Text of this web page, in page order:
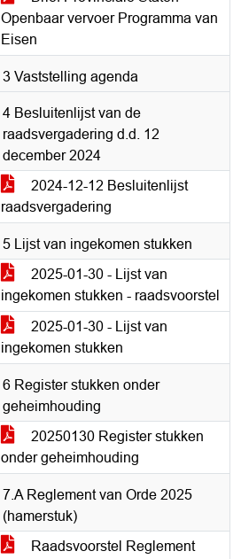
Openbaar vervoer Programma van
Eisen
3 Vaststelling agenda
4 Besluitenlijst van de
raadsvergadering d.d. 12
december 2024
2024-12-12 Besluitenlijst
raadsvergadering
5 Lijst van ingekomen stukken
2025-01-30 - Lijst van
ingekomen stukken - raadsvoorstel
2025-01-30 - Lijst van
ingekomen stukken
6 Register stukken onder
geheimhouding
20250130 Register stukken
onder geheimhouding
7.A Reglement van Orde 2025
(hamerstuk)
Raadsvoorstel Reglement